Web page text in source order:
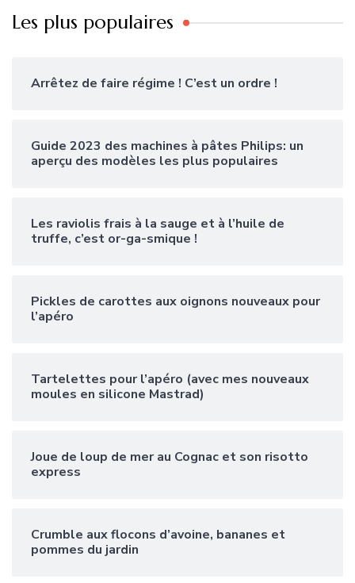
Les plus populaires
Arrêtez de faire régime ! C’est un ordre !
Guide 2023 des machines à pâtes Philips: un
aperçu des modèles les plus populaires
Les raviolis frais à la sauge et à l’huile de
truffe, c’est or-ga-smique !
Pickles de carottes aux oignons nouveaux pour
l’apéro
Tartelettes pour l’apéro (avec mes nouveaux
moules en silicone Mastrad)
Joue de loup de mer au Cognac et son risotto
express
Crumble aux flocons d’avoine, bananes et
pommes du jardin